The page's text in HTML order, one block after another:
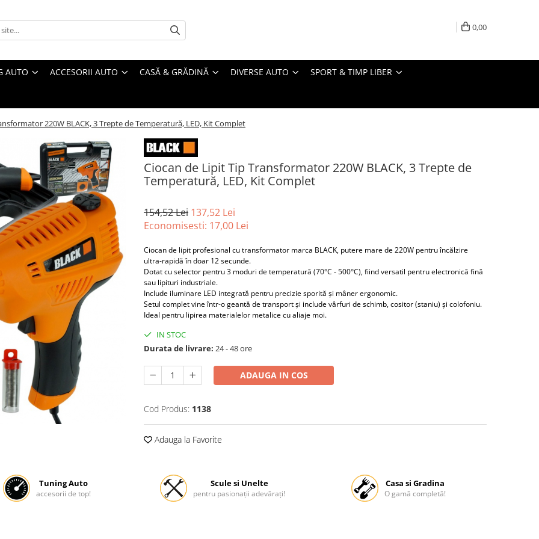
0,00
AUTO ACCESORII AUTO CASĂ & GRĂDINĂ DIVERSE AUTO SPORT & TIMP LIBER
220W BLACK, 3 Trepte de Temperatură, LED, Kit Complet
Ciocan de Lipit Tip Transformator 220W BLACK, 3 Trepte de
Temperatură, LED, Kit Complet
154,52 Lei 137,52 Lei
Economisesti: 17,00 Lei
Ciocan de lipit profesional cu transformator marca BLACK, putere mare de 220W pentru încălzire
ultra-rapidă în doar 12 secunde.
Dotat cu selector pentru 3 moduri de temperatură (70°C - 500°C), fiind versatil pentru electronică fină
sau lipituri industriale.
Include iluminare LED integrată pentru precizie sporită și mâner ergonomic.
Setul complet vine într-o geantă de transport și include vârfuri de schimb, cositor (staniu) și colofoniu.
Ideal pentru lipirea materialelor metalice cu aliaje moi.
IN STOC
Durata de livrare: 24 - 48 ore
ADAUGA IN COS
Cod Produs: 1138
Adauga la Favorite
Tuning Auto
accesorii de top!
Scule si Unelte
pentru pasionații adevărați!
Casa si Gradina
O gamă completă!